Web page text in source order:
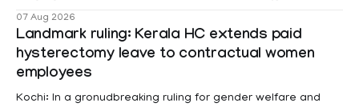
07 Aug 2026
Landmark ruling: Kerala HC extends paid
hysterectomy leave to contractual women
employees
Kochi: In a gronudbreaking ruling for gender welfare and